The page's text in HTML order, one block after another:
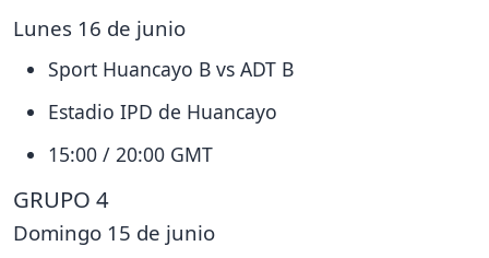
Lunes 16 de junio
Sport Huancayo B vs ADT B
Estadio IPD de Huancayo
15:00 / 20:00 GMT
GRUPO 4
Domingo 15 de junio